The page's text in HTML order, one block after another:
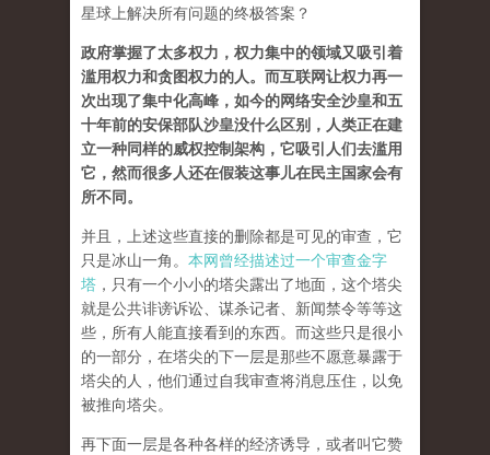
星球上解决所有问题的终极答案？
政府掌握了太多权力，权力集中的领域又吸引着
滥用权力和贪图权力的人。而互联网让权力再一
次出现了集中化高峰，如今的网络安全沙皇和五
十年前的安保部队沙皇没什么区别，人类正在建
立一种同样的威权控制架构，它吸引人们去滥用
它，然而很多人还在假装这事儿在民主国家会有
所不同。
并且，上述这些直接的删除都是可见的审查，它
只是冰山一角。 本网曾经描述过一个审查金字
塔 ，只有一个小小的塔尖露出了地面，这个塔尖
就是公共诽谤诉讼、谋杀记者、新闻禁令等等这
些，所有人能直接看到的东西。而这些只是很小
的一部分，在塔尖的下一层是那些不愿意暴露于
塔尖的人，他们通过自我审查将消息压住，以免
被推向塔尖。
再下面一层是各种各样的经济诱导，或者叫它赞